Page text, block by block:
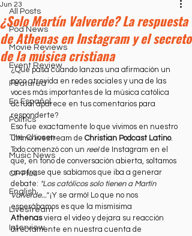
All Posts
Pod News
Movie Reviews
Event Review
Featured
En Español
Politics
The Chosen
Music News
CP Plus
English
Livestream
Interview
¿Solo Martín Valverde? La respuesta
de Athenas en Instagram y el secreto
de la música cristiana
Jun 23
¿Qué pasa cuando lanzas una afirmación un
poco atrevida en redes sociales y una de las
voces más importantes de la música católica
actual aparece en tus comentarios para
responderte?
Eso fue exactamente lo que vivimos en nuestro
último livestream de Christian Podcast Latino.
Todo comenzó con un reel de Instagram en el
que, en tono de conversación abierta, soltamos
una frase que sabíamos que iba a generar
debate: "Los católicos solo tienen a Martín
Valverde..." ¡Y se armó! Lo que no nos
esperábamos es que la mismísima
Athenas viera el video y dejara su reacción
directamente en nuestra cuenta de